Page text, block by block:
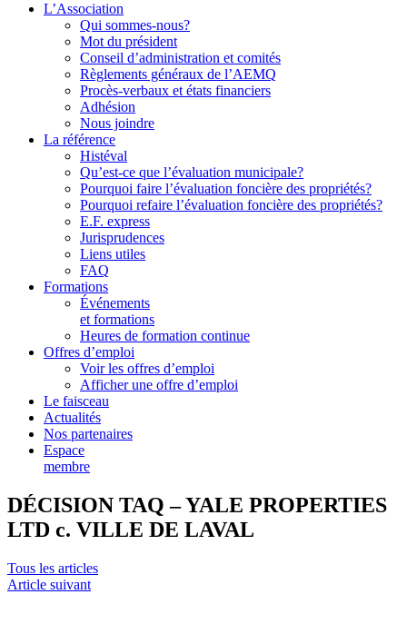
L’Association
Qui sommes-nous?
Mot du président
Conseil d’administration et comités
Règlements généraux de l’AEMQ
Procès-verbaux et états financiers
Adhésion
Nous joindre
La référence
Histéval
Qu’est-ce que l’évaluation municipale?
Pourquoi faire l’évaluation foncière des propriétés?
Pourquoi refaire l’évaluation foncière des propriétés?
E.F. express
Jurisprudences
Liens utiles
FAQ
Formations
Événements
et formations
Heures de formation continue
Offres d’emploi
Voir les offres d’emploi
Afficher une offre d’emploi
Le faisceau
Actualités
Nos partenaires
Espace
membre
DÉCISION TAQ – YALE PROPERTIES
LTD c. VILLE DE LAVAL
Tous les articles
Article suivant